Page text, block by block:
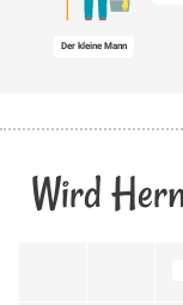
Der kleine Mann
Wird